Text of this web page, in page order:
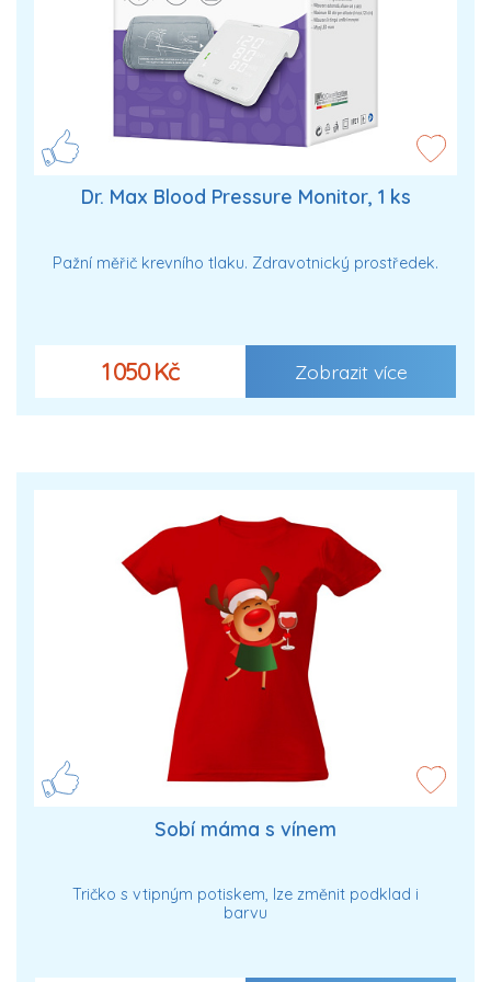
Dr. Max Blood Pressure Monitor, 1 ks
Pažní měřič krevního tlaku. Zdravotnický prostředek.
1 050 Kč Zobrazit více
Sobí máma s vínem
Tričko s vtipným potiskem, lze změnit podklad i
barvu